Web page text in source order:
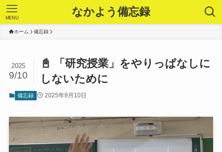
なかよう備忘録
MENU
ホーム 備忘録
📓 「研究授業」をやりっぱなしに
しないために
2025
9/10
備忘録 2025年9月10日